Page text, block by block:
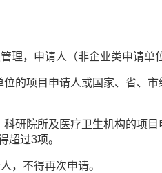
，申请人（非企业类申请单
项目申请人或国家、省、市
院所及医疗卫生机构的项
超过3项。
不得再次申请。